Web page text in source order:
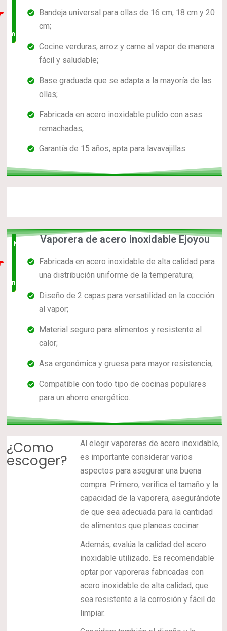
en el
mercado
Bandeja universal para ollas de 16 cm, 18 cm y 20
cm;
Cocine verduras, arroz y carne al vapor de manera
fácil y saludable;
Base graduada que se adapta a la mayoría de las
ollas;
Fabricada en acero inoxidable pulido con asas
remachadas;
Garantía de 15 años, apta para lavavajillas.
Nuevo
en el
mercado
Vaporera de acero inoxidable Ejoyou
Fabricada en acero inoxidable de alta calidad para
una distribución uniforme de la temperatura;
Diseño de 2 capas para versatilidad en la cocción
al vapor;
Material seguro para alimentos y resistente al
calor;
Asa ergonómica y gruesa para mayor resistencia;
Compatible con todo tipo de cocinas populares
para un ahorro energético.
¿Como
escoger?
Al elegir vaporeras de acero inoxidable,
es importante considerar varios
aspectos para asegurar una buena
compra. Primero, verifica el tamaño y la
capacidad de la vaporera, asegurándote
de que sea adecuada para la cantidad
de alimentos que planeas cocinar.
Además, evalúa la calidad del acero
inoxidable utilizado. Es recomendable
optar por vaporeras fabricadas con
acero inoxidable de alta calidad, que
sea resistente a la corrosión y fácil de
limpiar.